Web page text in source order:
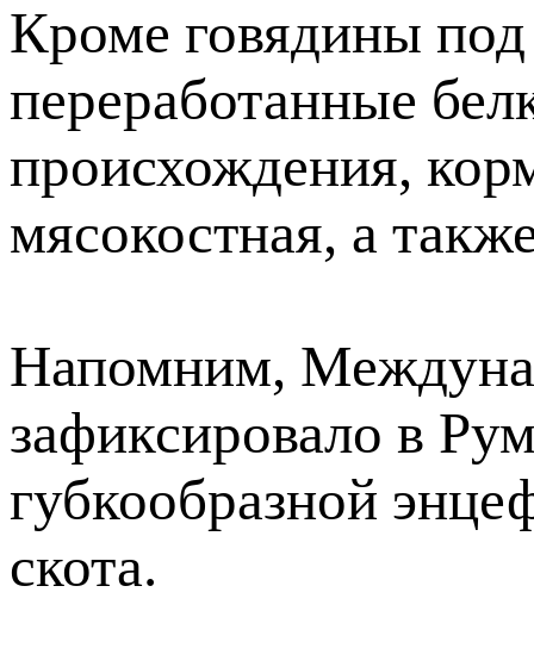
Кроме говядины под
переработанные
происхождения,
мясокостная, а
Напомним,
зафиксировало в
губкообразной
скота.